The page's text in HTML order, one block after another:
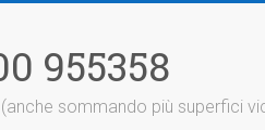
955358
sommando più superfici